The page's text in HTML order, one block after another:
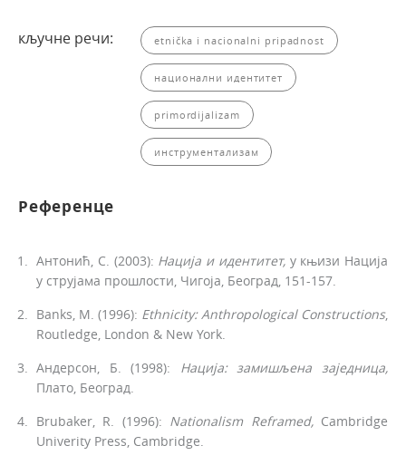
кључне речи: etnička i nacionalni pripadnost
национални идентитет
primordijalizam
инструментализам
Референце
Антонић, С. (2003): Нација и идентитет,у књизи Нација
у струјама прошлости, Чигоја, Београд, 151-157.
Banks, M. (1996): Ethnicity: Anthropological Constructions,
Rou­tledge, London & New York.
Андерсон, Б. (1998): Нација: замишљена заједница,
Плато, Београд.
Brubaker, R. (1996): Nationalism Reframed,Cambridge
Univerity Press, Cambridge.